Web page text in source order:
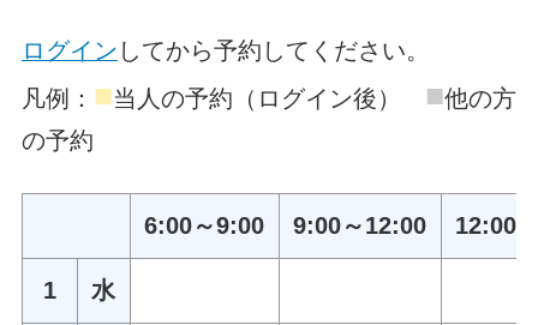
ログイン してから予約してください。
凡例： ■当人の予約（ログイン後） ■他の方
の予約
6:00～9:00 9:00～12:00 12:00
1 水